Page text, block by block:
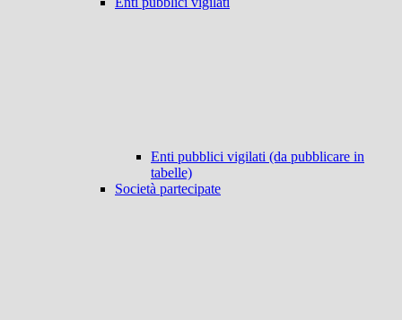
Enti pubblici vigilati (da pubblicare in
tabelle)
Società partecipate